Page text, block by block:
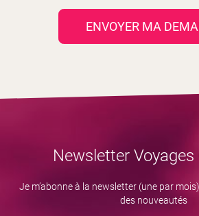
LOCATION DE VOITURE
ENVOYER MA
Newsletter
Je m’abonne à la newsletter (une par
des nouveautés